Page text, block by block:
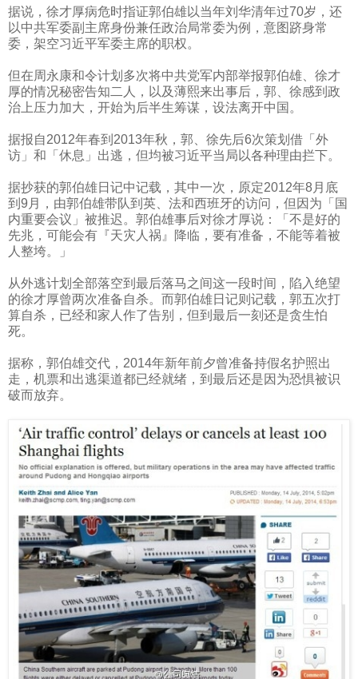
据说，徐才厚病危时指证郭伯雄以当年刘华清年过70岁，还
以中共军委副主席身份兼任政治局常委为例，意图跻身常
委，架空习近平军委主席的职权。
但在周永康和令计划多次将中共党军内部举报郭伯雄、徐才
厚的情况秘密告知二人，以及薄熙来出事后，郭、徐感到政
治上压力加大，开始为后半生筹谋，设法离开中国。
据报自2012年春到 2013年秋，郭、徐先后6次策划借「外
访」和「休息」出逃，但均被习近平当局以各种理由拦下。
据抄获的郭伯雄日记中记载，其中一次，原定2012年8月底
到 9 月，由郭伯雄带队到英、法和西班牙的访问，但因为「国
内重要会议」被推迟。郭伯雄事后对徐才厚说：「不是好的
先兆，可能会有『天灾人祸』降临，要有准备，不能等着被
人整垮。」
从外逃计划全部落空到最后落马之间这一段时间，陷入绝望
的徐才厚曾两次准备自杀。而郭伯雄日记则记载，郭五次打
算自杀，已经和家人作了告别，但到最后一刻还是贪生怕
死。
据称，郭伯雄交代， 2014年新年前夕曾准备持假名护照出
走，机票和出逃渠道都已经就绪，到最后还是因为恐惧被识
破而放弃。